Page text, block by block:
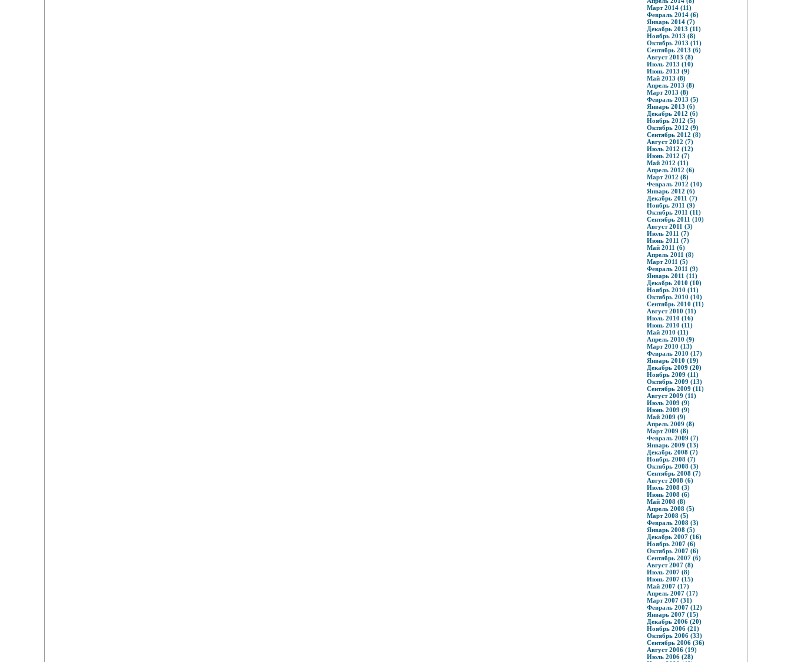
Март 2014 (11)
Февраль 2014 (6)
Январь 2014 (7)
Декабрь 2013 (11)
Ноябрь 2013 (8)
Октябрь 2013 (11)
Сентябрь 2013 (6)
Август 2013 (8)
Июль 2013 (10)
Июнь 2013 (9)
Май 2013 (8)
Апрель 2013 (8)
Март 2013 (8)
Февраль 2013 (5)
Январь 2013 (6)
Декабрь 2012 (6)
Ноябрь 2012 (5)
Октябрь 2012 (9)
Сентябрь 2012 (8)
Август 2012 (7)
Июль 2012 (12)
Июнь 2012 (7)
Май 2012 (11)
Апрель 2012 (6)
Март 2012 (8)
Февраль 2012 (10)
Январь 2012 (6)
Декабрь 2011 (7)
Ноябрь 2011 (9)
Октябрь 2011 (11)
Сентябрь 2011 (10)
Август 2011 (3)
Июль 2011 (7)
Июнь 2011 (7)
Май 2011 (6)
Апрель 2011 (8)
Март 2011 (5)
Февраль 2011 (9)
Январь 2011 (11)
Декабрь 2010 (10)
Ноябрь 2010 (11)
Октябрь 2010 (10)
Сентябрь 2010 (11)
Август 2010 (11)
Июль 2010 (16)
Июнь 2010 (11)
Май 2010 (11)
Апрель 2010 (9)
Март 2010 (13)
Февраль 2010 (17)
Январь 2010 (19)
Декабрь 2009 (20)
Ноябрь 2009 (11)
Октябрь 2009 (13)
Сентябрь 2009 (11)
Август 2009 (11)
Июль 2009 (9)
Июнь 2009 (9)
Май 2009 (9)
Апрель 2009 (8)
Март 2009 (8)
Февраль 2009 (7)
Январь 2009 (13)
Декабрь 2008 (7)
Ноябрь 2008 (7)
Октябрь 2008 (3)
Сентябрь 2008 (7)
Август 2008 (6)
Июль 2008 (3)
Июнь 2008 (6)
Май 2008 (8)
Апрель 2008 (5)
Март 2008 (5)
Февраль 2008 (3)
Январь 2008 (5)
Декабрь 2007 (16)
Ноябрь 2007 (6)
Октябрь 2007 (6)
Сентябрь 2007 (6)
Август 2007 (8)
Июль 2007 (8)
Июнь 2007 (15)
Май 2007 (17)
Апрель 2007 (17)
Март 2007 (31)
Февраль 2007 (12)
Январь 2007 (15)
Декабрь 2006 (20)
Ноябрь 2006 (21)
Октябрь 2006 (33)
Сентябрь 2006 (36)
Август 2006 (19)
Июль 2006 (28)